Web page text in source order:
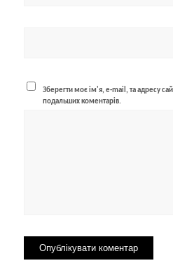
Зберегти моє ім'я, e-mail, та адресу
подальших коментарів.